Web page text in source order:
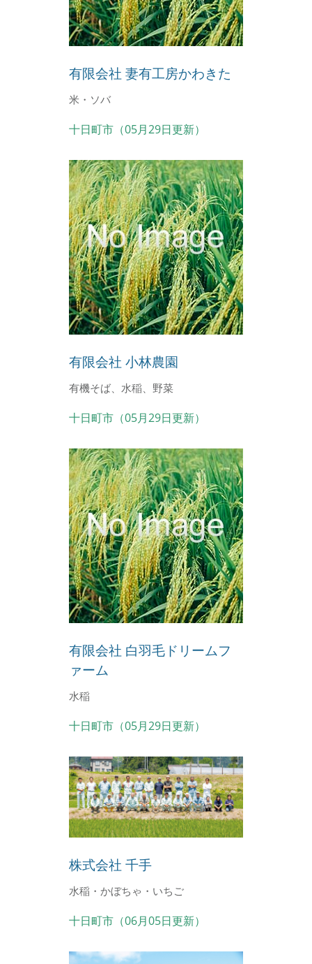
有限会社 妻有工房かわきた
米・ソバ
十日町市（05月29日更新）
有限会社 小林農園
有機そば、水稲、野菜
十日町市（05月29日更新）
有限会社 白羽毛ドリームフ
ァーム
水稲
十日町市（05月29日更新）
株式会社 千手
水稲・かぼちゃ・いちご
十日町市（06月05日更新）